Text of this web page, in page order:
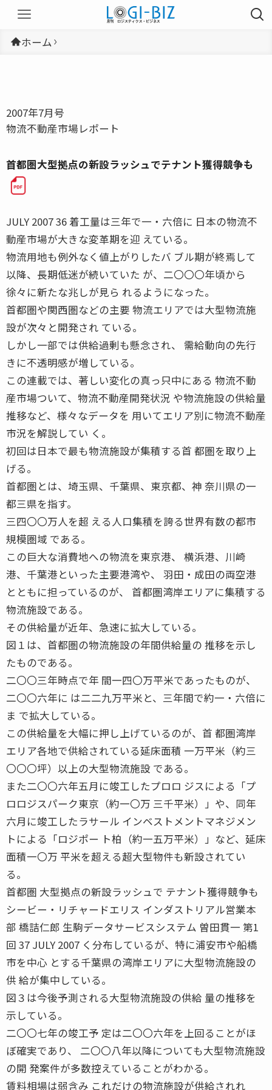
ホーム
2007年7月号
物流不動産市場レポート
首都圏大型拠点の新設ラッシュでテナント獲得競争も
JULY 2007 36 着工量は三年で一・六倍に 日本の物流不
動産市場が大きな変革期を迎 えている。
物流用地も例外なく値上がりしたバ ブル期が終焉して
以降、長期低迷が続いていた が、二〇〇〇年頃から
徐々に新たな兆しが見ら れるようになった。
首都圏や関西圏などの主要 物流エリアでは大型物流施
設が次々と開発され ている。
しかし一部では供給過剰も懸念され、 需給動向の先行
きに不透明感が増している。
この連載では、著しい変化の真っ只中にある 物流不動
産市場ついて、物流不動産開発状況 や物流施設の供給量
推移など、様々なデータを 用いてエリア別に物流不動産
市況を解説してい く。
初回は日本で最も物流施設が集積する首 都圏を取り上
げる。
首都圏とは、埼玉県、千葉県、東京都、神 奈川県の一
都三県を指す。
三四〇〇万人を超 える人口集積を誇る世界有数の都市
規模圏域 である。
この巨大な消費地への物流を東京港、 横浜港、川崎
港、千葉港といった主要港湾や、 羽田・成田の両空港
とともに担っているのが、 首都圏湾岸エリアに集積する
物流施設である。
その供給量が近年、急速に拡大している。
図１は、首都圏の物流施設の年間供給量の 推移を示し
たものである。
二〇〇三年時点で年 間一四〇万平米であったものが、
二〇〇六年に は二二九万平米と、三年間で約一・六倍に
ま で拡大している。
この供給量を大幅に押し上げているのが、首 都圏湾岸
エリア各地で供給されている延床面積 一万平米（約三
〇〇〇坪）以上の大型物流施設 である。
また二〇〇六年五月に竣工したプロロ ジスによる「プ
ロロジスパーク東京（約一〇万 三千平米）」や、同年
六月に竣工したラサール インベストメントマネジメン
トによる「ロジポー ト柏（約一五万平米）」など、延床
面積一〇万 平米を超える超大型物件も新設されてい
る。
首都圏 大型拠点の新設ラッシュで テナント獲得競争も
シービー・リチャードエリス インダストリアル営業本
部 橋詰仁郎 生駒データサービスシステム 曽田貫一 第1
回 37 JULY 2007 く分布しているが、特に浦安市や船橋
市を中心 とする千葉県の湾岸エリアに大型物流施設の
供 給が集中している。
図３は今後予測される大型物流施設の供給 量の推移を
示している。
二〇〇七年の竣工予 定は二〇〇六年を上回ることがほ
ぼ確実であり、 二〇〇八年以降についても大型物流施設
の開 発案件が多数控えていることがわかる。
賃料相場は弱含み これだけの物流施設が供給されれ